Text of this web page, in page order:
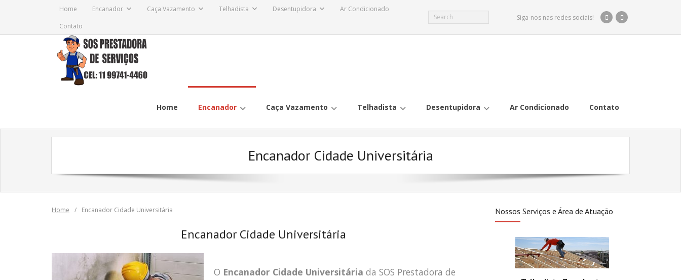
Home Encanador Caça Vazamento Telhadista Desentupidora
Ar Condicionado
Contato
Siga-nos nas redes sociais!
Home Encanador Caça Vazamento Telhadista Desentupidora Ar Condicionado Contato
Encanador Cidade Universitária
Home / Encanador Cidade Universitária
Encanador Cidade Universitária
O Encanador Cidade Universitária da SOS Prestadora de
Nossos Serviços e Área de Atuação